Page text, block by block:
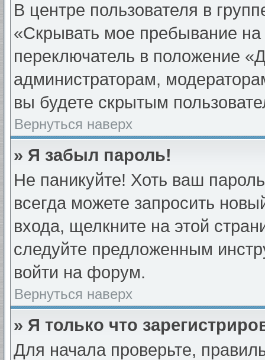
В центре пользователя в
«Скрывать мое пребывание
переключатель в положение
администраторам,
вы будете скрытым
Вернуться наверх
» Я забыл пароль!
Не паникуйте! Хоть ваш
всегда можете запросить
входа, щелкните на этой
следуйте предложенным
войти на форум.
Вернуться наверх
» Я только что
Для начала проверьте,